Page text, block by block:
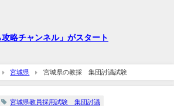
攻略チャンネル」がスタート
宮城県 宮城県の教採 集団討議試験
宮城県教員採用試験 集団討議